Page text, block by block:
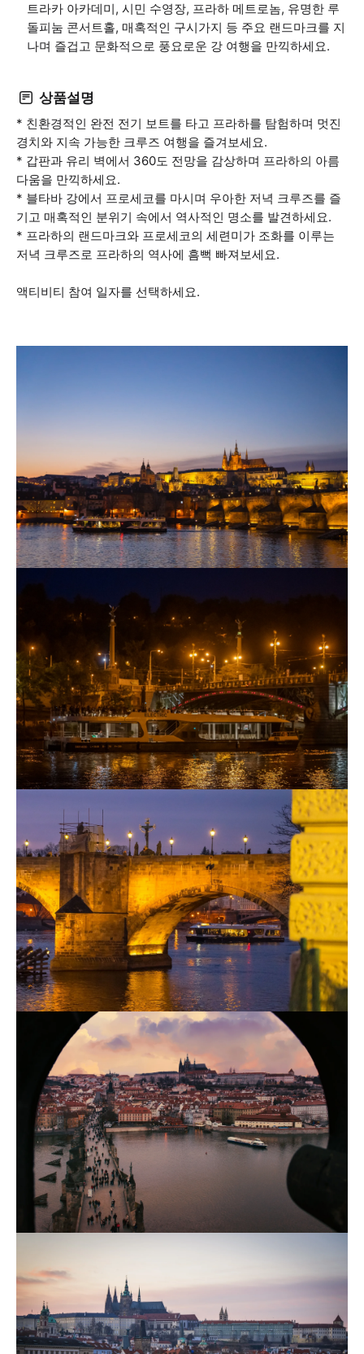
트라카 아카데미, 시민 수영장, 프라하 메트로놈, 유명한 루
돌피눔 콘서트홀, 매혹적인 구시가지 등 주요 랜드마크를 지
나며 즐겁고 문화적으로 풍요로운 강 여행을 만끽하세요.
상품설명
* 친환경적인 완전 전기 보트를 타고 프라하를 탐험하며 멋진
경치와 지속 가능한 크루즈 여행을 즐겨보세요.
* 갑판과 유리 벽에서 360도 전망을 감상하며 프라하의 아름
다움을 만끽하세요.
* 블타바 강에서 프로세코를 마시며 우아한 저녁 크루즈를 즐
기고 매혹적인 분위기 속에서 역사적인 명소를 발견하세요.
* 프라하의 랜드마크와 프로세코의 세련미가 조화를 이루는
저녁 크루즈로 프라하의 역사에 흠뻑 빠져보세요.
액티비티 참여 일자를 선택하세요.